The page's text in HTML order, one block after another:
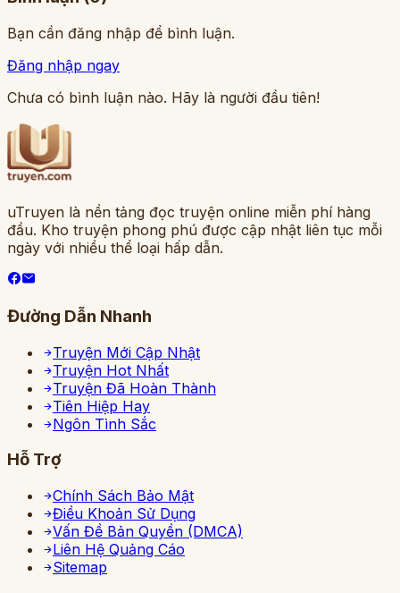
Bạn cần đăng nhập để bình luận.
Đăng nhập ngay
Chưa có bình luận nào. Hãy là người đầu tiên!
uTruyen là nền tảng đọc truyện online miễn phí hàng
đầu. Kho truyện phong phú được cập nhật liên tục mỗi
ngày với nhiều thể loại hấp dẫn.
Đường Dẫn Nhanh
Truyện Mới Cập Nhật
Truyện Hot Nhất
Truyện Đã Hoàn Thành
Tiên Hiệp Hay
Ngôn Tình Sắc
Hỗ Trợ
Chính Sách Bảo Mật
Điều Khoản Sử Dụng
Vấn Đề Bản Quyền (DMCA)
Liên Hệ Quảng Cáo
Sitemap